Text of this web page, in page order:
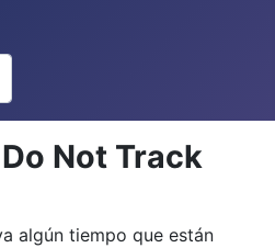
Not Track
algún tiempo que están